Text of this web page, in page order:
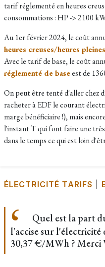
tarif réglementé en heures
consommations : HP -> 2100
Au 1er février 2024, le coût
heures creuses/heures pleines
Avec le tarif de base, le coût
réglementé de baseest de
On peut être tenté d'aller chez
racheter à EDF le courant
marge bénéficiaire !), mais
l'instant T qui font faire une
dans le temps ce qui est loin
ÉLECTRICITÉ TARIFS
Quel est la part
l'accise sur
30,37 €/MWh ? Merci